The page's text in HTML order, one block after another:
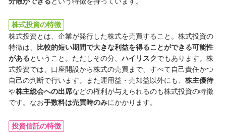
株式投資の特徴
株式投資とは、企業が発行した株式を売買すること。株式投資の
特徴は、
比較的短い期間で大きな利益を得ることができる可能性
があるということ。ただしその分、ハイリスクでもあります。株
式投資では、口座開設から株式の売買まで、すべて自己責任かつ
自己の判断で行います。また運用益・売却益以外にも、 株主優待
や株主総会への出席などの権利が与えられるのも株式投資の特徴
です。なお手数料は売買時のみにかかります。
投資信託の特徴